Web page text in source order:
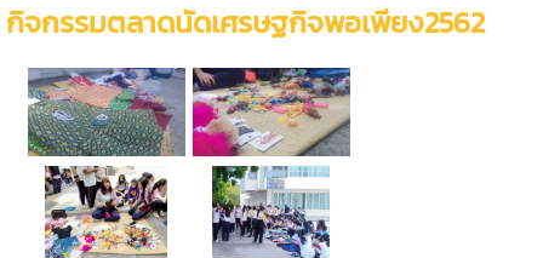
กิจกรรมตลาดนัดเศรษฐกิจพอเพียง2562